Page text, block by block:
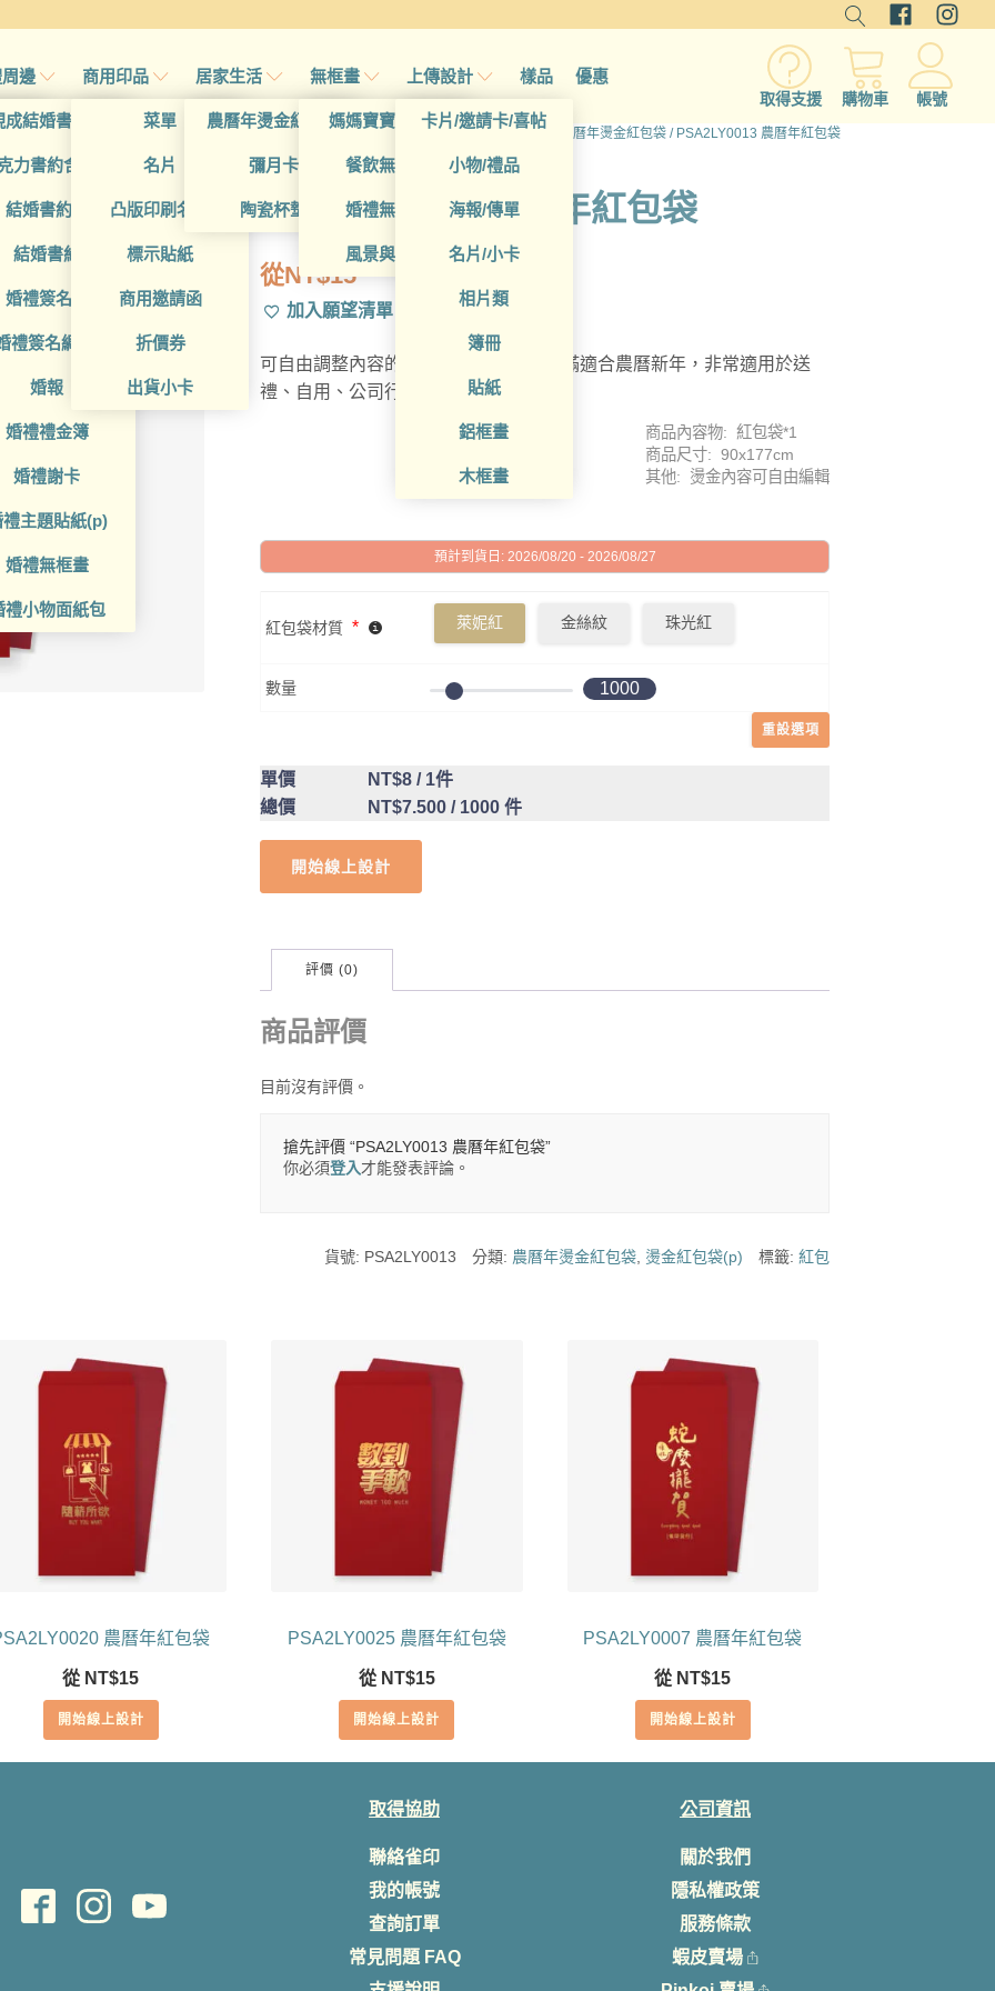
邊
成結婚書約夾
力書約含木座
結婚書約組
結婚書約
婚禮簽名簿
禮簽名綢(p)
婚報
婚禮禮金簿
婚禮謝卡
禮主題貼紙(p)
婚禮無框畫
禮小物面紙包
商用印品
菜單
名片
凸版印刷名片
標示貼紙
商用邀請函
折價券
出貨小卡
居家生活
農曆年燙金紅包袋
彌月卡
陶瓷杯墊
無框畫
媽媽寶寶無框畫
餐飲無框畫
婚禮無框畫
風景與藝術
上傳設計
卡片/邀請卡/喜帖
小物/禮品
海報/傳單
名片/小卡
相片類
簿冊
貼紙
鋁框畫
木框畫
樣品 優惠
取得支援 購物車 帳號
首頁 全部用途/個人家庭印品 農曆年燙金紅包袋 / PSA2LY0013 農曆年紅包袋
PSA2LY0013 農曆年紅包袋
從NT$15
加入願望清單
可自由調整內容的燙金紅包袋，喜氣滿滿適合農曆新年，非常適用於送
禮、自用、公司行號訂製
商品內容物: 紅包袋*1
商品尺寸: 90x177cm
其他: 燙金內容可自由編輯
預計到貨日: 2026/08/20 - 2026/08/27
紅包袋材質 * 萊妮紅 金絲紋 珠光紅
數量 1000
重設選項
單價 NT$8 / 1件
總價
NT$7.500 / 1000 件
開始線上設計
評價 (0)
商品評價
目前沒有評價。
搶先評價 “PSA2LY0013 農曆年紅包袋”
你必須登入才能發表評論。
貨號: PSA2LY0013 分類: 農曆年燙金紅包袋, 燙金紅包袋(p) 標籤:紅包
農曆年紅包袋
從 NT$15
開始線上設計
PSA2LY0025 農曆年紅包袋
從 NT$15
開始線上設計
PSA2LY0007 農曆年紅包袋
從 NT$15
開始線上設計
取得協助
聯絡雀印
我的帳號
查詢訂單
常見問題 FAQ
公司資訊
關於我們
隱私權政策
服務條款
蝦皮賣場